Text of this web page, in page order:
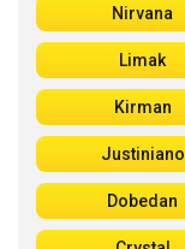
Nirvana
Limak
Kirman
Justiniano
Dobedan